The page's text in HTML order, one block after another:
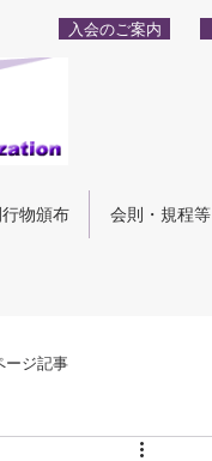
入会のご案内
物頒布 会則・規程等
ージ記事